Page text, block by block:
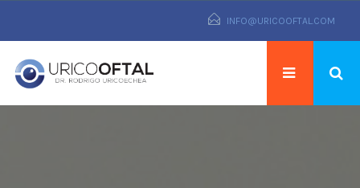
INFO@URICOOFTAL.COM